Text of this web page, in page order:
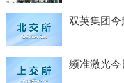
双英集团今
频准激光今